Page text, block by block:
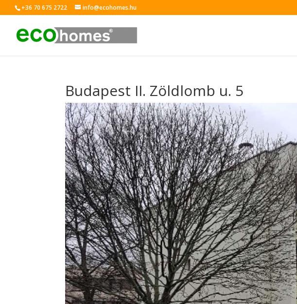
+36 70 675 2722 info@ecohomes.hu
Budapest II. Zöldlomb u. 5